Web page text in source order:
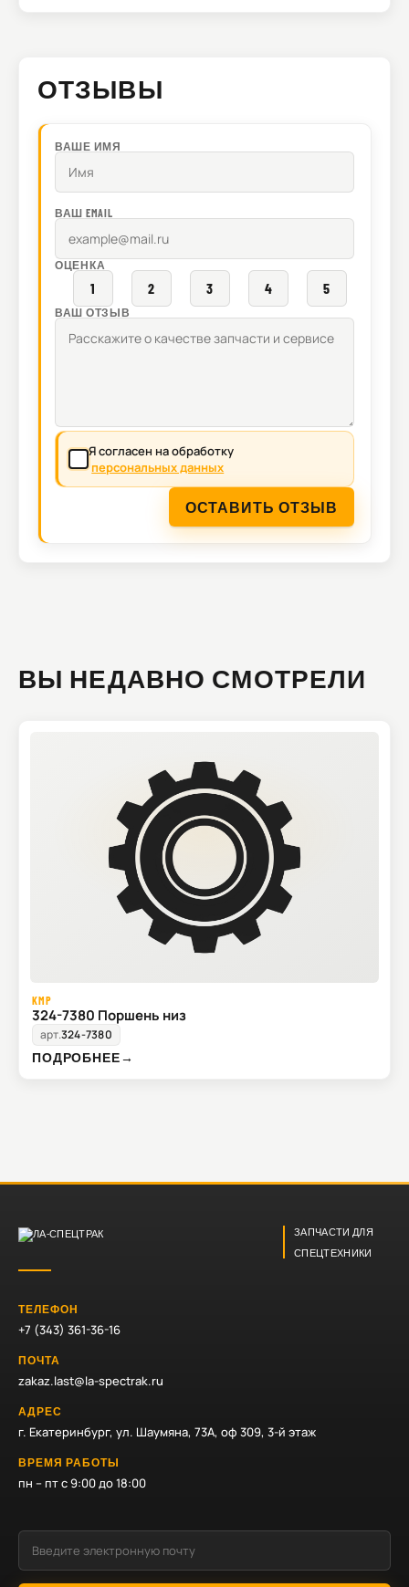
ОТЗЫВЫ
ВАШЕ ИМЯ
ВАШ EMAIL
ОЦЕНКА
1 2 3 4 5
ВАШ ОТЗЫВ
Я согласен на обработку
персональных данных
ОСТАВИТЬ ОТЗЫВ
ВЫ НЕДАВНО СМОТРЕЛИ
KMP
324-7380 Поршень низ
арт.324-7380
ПОДРОБНЕЕ→
ЗАПЧАСТИ ДЛЯ
СПЕЦТЕХНИКИ
ТЕЛЕФОН
+7 (343) 361-36-16
ПОЧТА
zakaz.last@la-spectrak.ru
АДРЕС
г. Екатеринбург, ул. Шаумяна, 73А, оф 309, 3-й этаж
ВРЕМЯ РАБОТЫ
пн – пт с 9:00 до 18:00